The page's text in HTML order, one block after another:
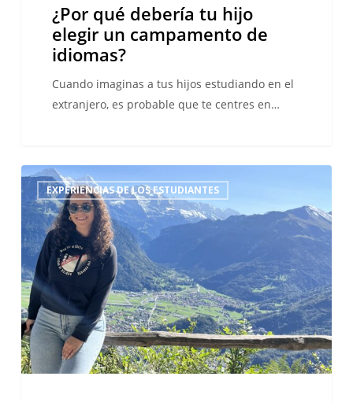
¿Por qué debería tu hijo
elegir un campamento de
idiomas?
Cuando imaginas a tus hijos estudiando en el
extranjero, es probable que te centres en…
Esther
Martín
Me
encanta
mi
trabajo
y
hacer
que
otras
EXPERIENCIAS DE LOS ESTUDIANTES